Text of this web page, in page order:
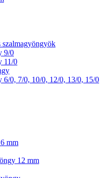
szalmagyöngyök
9/0
11/0
6/0, 7/0, 10/0, 12/0, 13/0, 15/0
mm
12 mm